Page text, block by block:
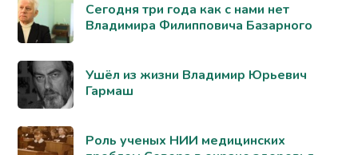
Сегодня три года как с нами нет
Владимира Филипповича Базарного
Ушёл из жизни Владимир Юрьевич
Гармаш
Роль ученых НИИ медицинских